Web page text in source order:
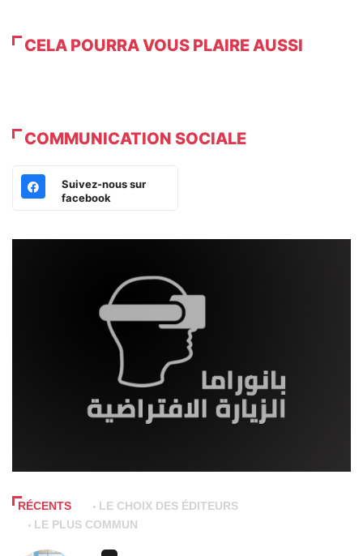
CELA POURRA VOUS PLAIRE AUSSI
COMMUNICATION SOCIALE
Suivez-nous sur
facebook
RÉCENTS
LE CHOIX DES ÉDITEURS
LE PLUS COMMUN